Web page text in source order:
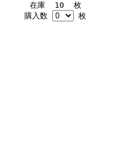
在庫 10 枚
購入数
枚